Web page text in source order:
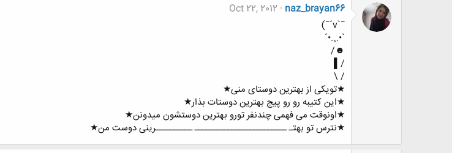
naz_brayan66
Oct 22, 2012
¯`v´¯)
`•.¸.•´
☻/
/▌
/ \
★تویکی از بهترین دوستای منی★
★این کتیبه رو رو پیج بهترین دوستات بذار★
★اونوقت می فهمی چندنفر تورو بهترین دوستشون میدونن★
★نترس تو بهتـ ـــــــــــــــــــــــــ ــــــــــرینی دوست من★